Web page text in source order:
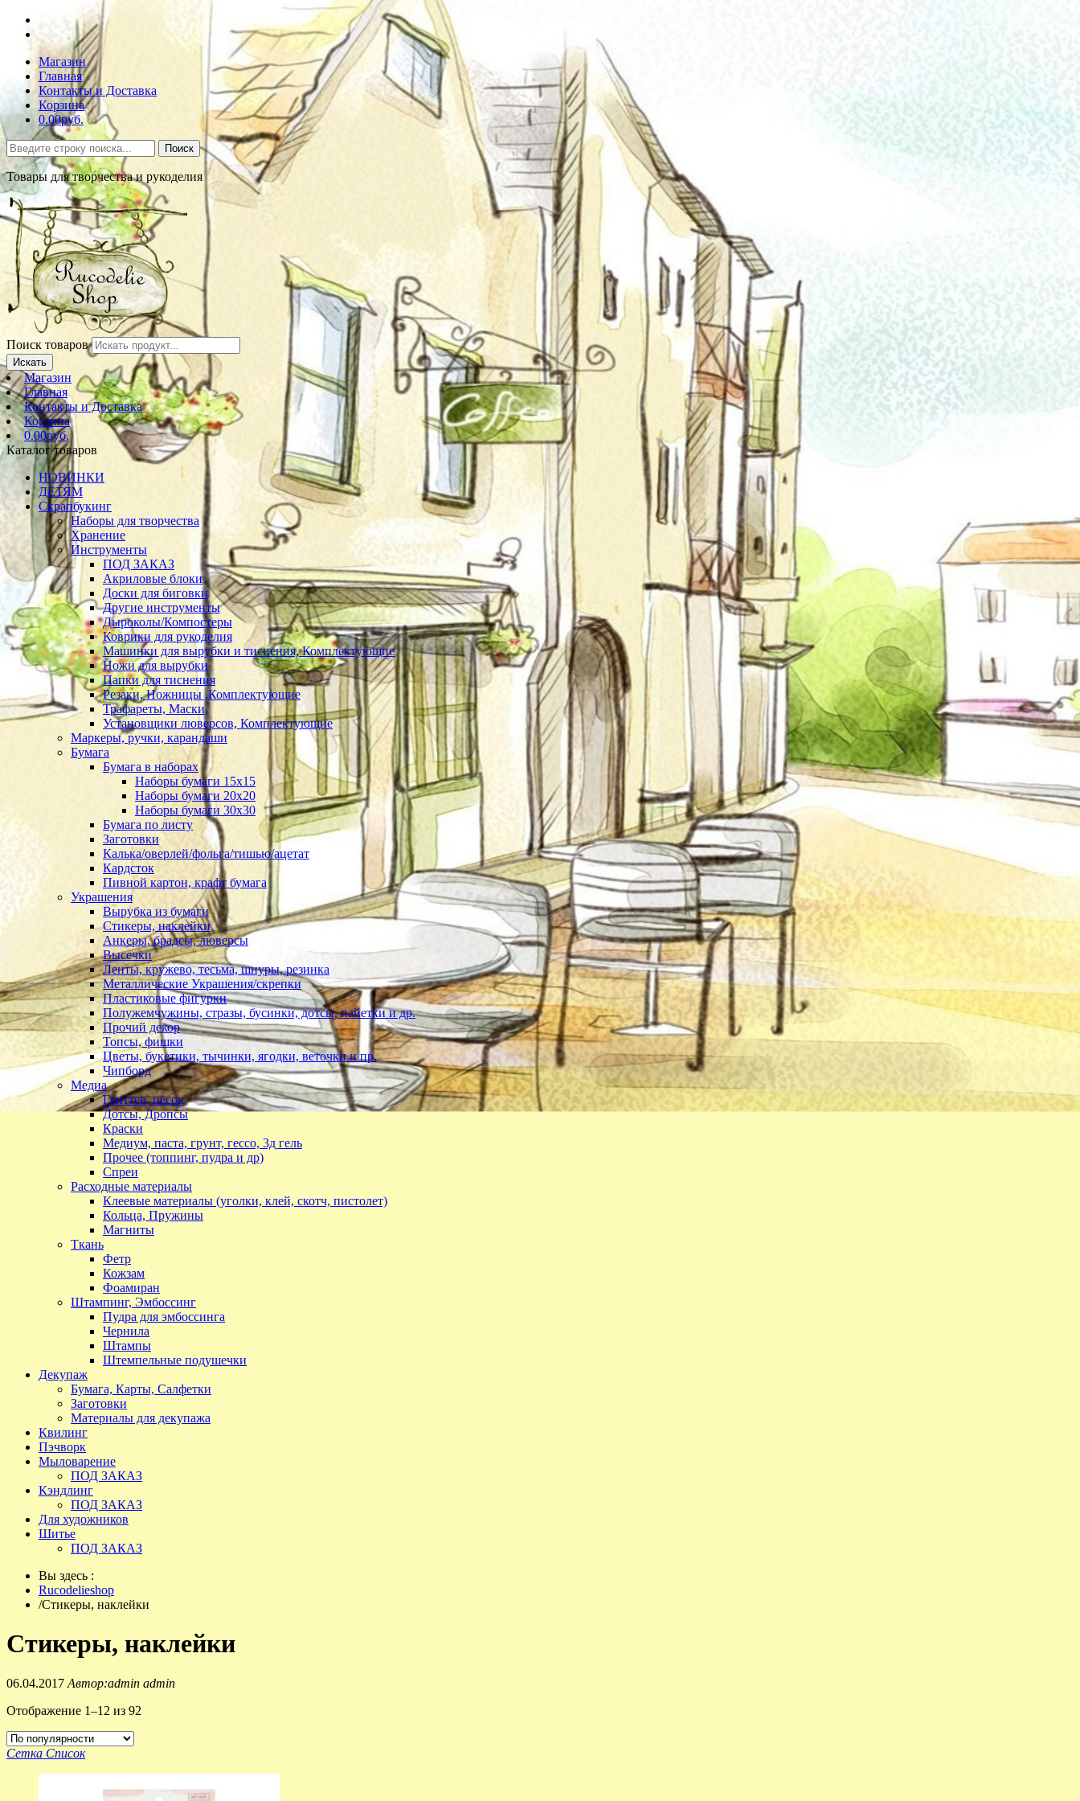
Магазин
Главная
Контакты и Доставка
Корзина
0.00руб.
Поиск
Товары для творчества и рукоделия
Поиск товаров
Искать
Магазин
Главная
Контакты и Доставка
Корзина
0.00руб.
Каталог товаров
НОВИНКИ
ДЕТЯМ
Скрапбукинг
Наборы для творчества
Хранение
Инструменты
ПОД ЗАКАЗ
Акриловые блоки
Доски для биговки
Другие инструменты
Дыроколы/Компостеры
Коврики для рукоделия
Машинки для вырубки и тиснения, Комплектующие
Ножи для вырубки
Папки для тиснения
Резаки, Ножницы ,Комплектующие
Трафареты, Маски
Установщики люверсов, Комплектующие
Маркеры, ручки, карандаши
Бумага
Бумага в наборах
Наборы бумаги 15х15
Наборы бумаги 20х20
Наборы бумаги 30х30
Бумага по листу
Заготовки
Калька/оверлей/фольга/тишью/ацетат
Кардсток
Пивной картон, крафт бумага
Украшения
Вырубка из бумаги
Стикеры, наклейки
Анкеры, брадсы, люверсы
Высечки
Ленты, кружево, тесьма, шнуры, резинка
Металлические Украшения/скрепки
Пластиковые фигурки
Полужемчужины, стразы, бусинки, дотсы, пайетки и др.
Прочий декор
Топсы, фишки
Цветы, букетики, тычинки, ягодки, веточки и пр.
Чипборд
Медиа
Глиттер, песок
Дотсы, Дропсы
Краски
Медиум, паста, грунт, гессо, 3д гель
Прочее (топпинг, пудра и др)
Спреи
Расходные материалы
Клеевые материалы (уголки, клей, скотч, пистолет)
Кольца, Пружины
Магниты
Ткань
Фетр
Кожзам
Фоамиран
Штампинг, Эмбоссинг
Пудра для эмбоссинга
Чернила
Штампы
Штемпельные подушечки
Декупаж
Бумага, Карты, Салфетки
Заготовки
Материалы для декупажа
Квилинг
Пэчворк
Мыловарение
ПОД ЗАКАЗ
Кэндлинг
ПОД ЗАКАЗ
Для художников
Шитье
ПОД ЗАКАЗ
Вы здесь :
Rucodelieshop
/Стикеры, наклейки
Стикеры, наклейки
06.04.2017 Автор:admin admin
Отображение 1–12 из 92
Сетка Список